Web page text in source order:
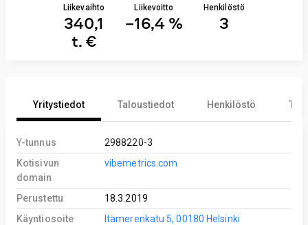
Liikevaihto
340,1
t. €
Liikevoitto
−16,4 %
Henkilöstö
3
Yritystiedot Taloustiedot Henkilöstö
Y-tunnus
2988220-3
Kotisivun
domain
vibemetrics.com
Perustettu
18.3.2019
Käyntiosoite
Itämerenkatu 5, 00180 Helsinki